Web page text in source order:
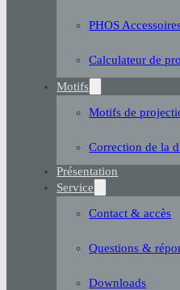
PHOS
Calculateur de
Motifs
Motifs de
Correction de la
Présentation
Service
Contact & accès
Questions &
Downloads